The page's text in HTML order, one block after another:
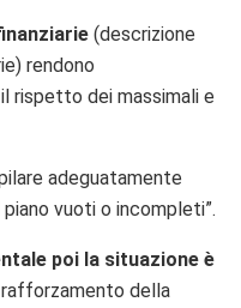
(descrizione
rendono
rispetto dei massimali e
adeguatamente
vuoti o incompleti”.
poi la situazione è
della